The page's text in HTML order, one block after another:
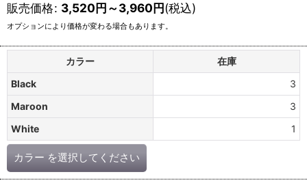
販売価格: 3,520円～3,960円(税込)
オプションにより価格が変わる場合もあります。
カラー
在庫
Black
3
Maroon
3
White
1
カラー を選択してください